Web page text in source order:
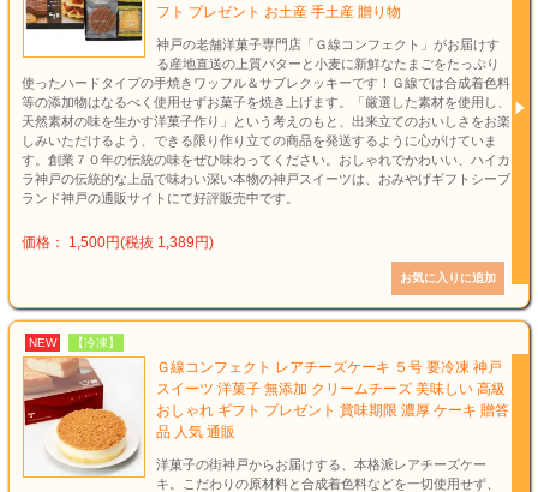
フト プレゼント お土産 手土産 贈り物
神戸の老舗洋菓子専門店「Ｇ線コンフェクト」がお届けす
る産地直送の上質バターと小麦に新鮮なたまごをたっぷり
使ったハードタイプの手焼きワッフル＆サブレクッキーです！Ｇ線では合成着色料
等の添加物はなるべく使用せずお菓子を焼き上げます。「厳選した素材を使用し、
天然素材の味を生かす洋菓子作り」という考えのもと、出来立てのおいしさをお楽
しみいただけるよう、できる限り作り立ての商品を発送するように心がけていま
す。創業７０年の伝統の味をぜひ味わってください。おしゃれでかわいい、ハイカ
ラ神戸の伝統的な上品で味わい深い本物の神戸スイーツは、おみやげギフトシーブ
ランド神戸の通販サイトにて好評販売中です。
価格： 1,500円(税抜 1,389円)
NEW 【冷凍】
Ｇ線コンフェクト レアチーズケーキ ５号 要冷凍 神戸
スイーツ 洋菓子 無添加 クリームチーズ 美味しい 高級
おしゃれ ギフト プレゼント 賞味期限 濃厚 ケーキ 贈答
品 人気 通販
洋菓子の街神戸からお届けする、本格派レアチーズケー
キ。こだわりの原材料と合成着色料などを一切使用せず、